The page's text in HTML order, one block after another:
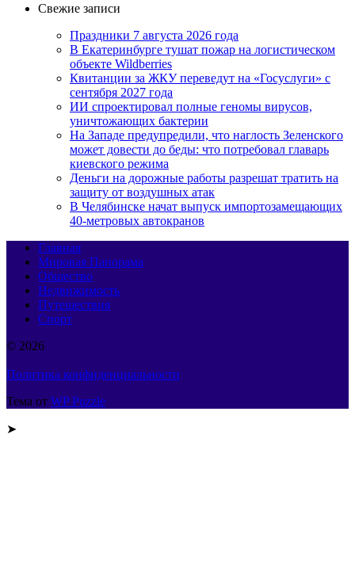
Свежие записи
Праздники 7 августа 2026 года
В Екатеринбурге тушат пожар на логистическом
объекте Wildberries
Квитанции за ЖКУ переведут на «Госуслуги» с
сентября 2027 года
ИИ спроектировал полные геномы вирусов,
уничтожающих бактерии
На Западе предупредили, что наглость Зеленского
может довести до беды: что потребовал главарь
киевского режима
Деньги на дорожные работы разрешат тратить на
защиту от воздушных атак
В Челябинске начат выпуск импортозамещающих
40-метровых автокранов
Главная
Мировая Панорама
Общество
Недвижимость
Путешествия
Спорт
© 2026
Политика конфиденциальности
Тема от WP Puzzle
➤